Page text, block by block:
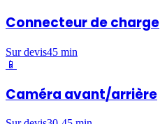
Connecteur de charge
Sur devis45 min
📱
Caméra avant/arrière